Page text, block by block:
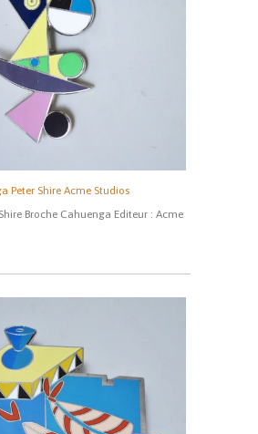
Peter Shire Acme Studios
Broche Cahuenga Editeur : Acme